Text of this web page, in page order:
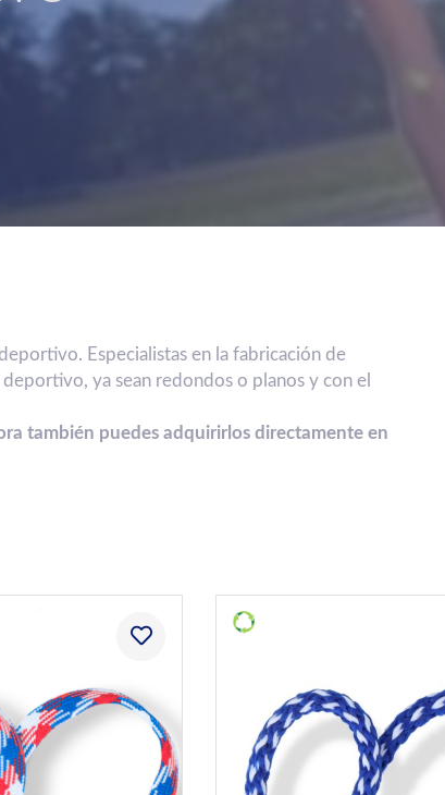
Especialistas en la fabricación de
ya sean redondos o planos y con el
también puedes adquirirlos directamente en